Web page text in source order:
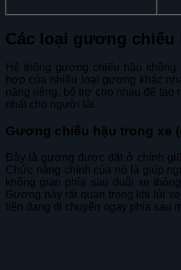
Các loại gương chiếu
Hệ thống gương chiếu hậu
hợp của nhiều loại gương khác
năng riêng, bổ trợ cho nhau để tạo
nhất cho người lái.
Gương chiếu hậu trong xe
Đây là gương được đặt ở chính
Chức năng chính của nó là giúp
không gian phía sau đuôi xe
Gương này rất quan trọng khi lùi
tiện đang di chuyển ngay phía sau